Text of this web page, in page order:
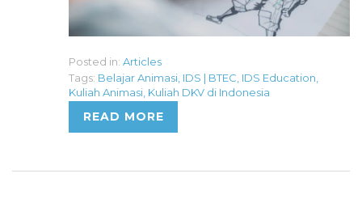
Posted in: Articles
Tags: Belajar Animasi IDS | BTEC IDS Education
Kuliah Animasi Kuliah DKV di Indonesia
READ MORE